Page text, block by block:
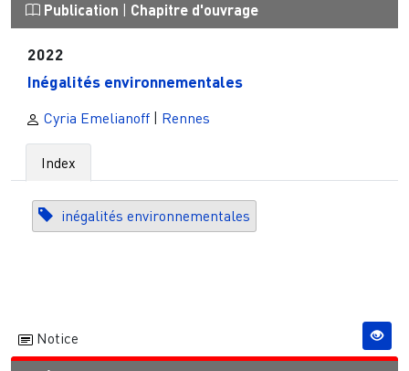
Publication Chapitre d'ouvrage
2022
Inégalités environnementales
Cyria Emelianoff | Rennes
Index
inégalités environnementales
Notice